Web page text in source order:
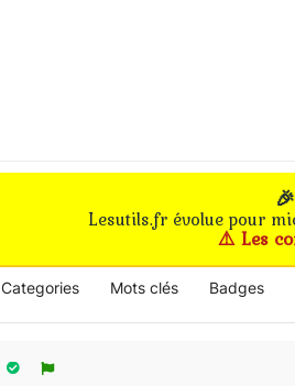
Lesutils.fr évolue pour
⚠️ Les
Categories Mots clés Badges